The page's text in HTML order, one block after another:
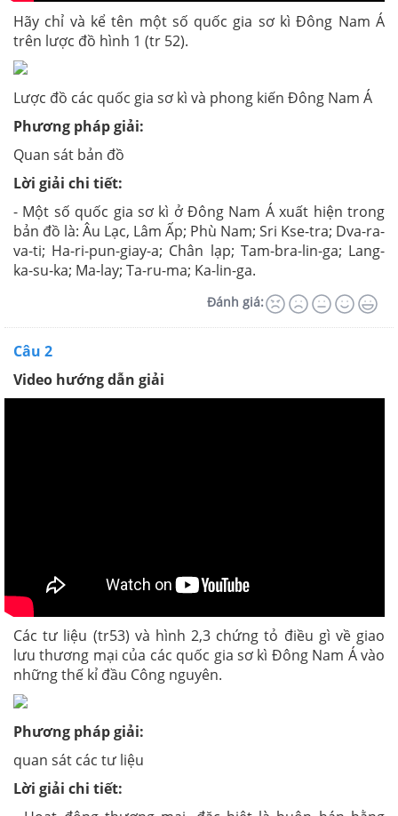
Hãy chỉ và kể tên một số quốc gia sơ kì Đông Nam Á
trên lược đồ hình 1 (tr 52).
Lược đồ các quốc gia sơ kì và phong kiến Đông Nam Á
Phương pháp giải:
Quan sát bản đồ
Lời giải chi tiết:
- Một số quốc gia sơ kì ở Đông Nam Á xuất hiện trong
bản đồ là: Âu Lạc, Lâm Ấp; Phù Nam; Sri Kse-tra; Dva-ra-
va-ti; Ha-ri-pun-giay-a; Chân lạp; Tam-bra-lin-ga; Lang-
ka-su-ka; Ma-lay; Ta-ru-ma; Ka-lin-ga.
Đánh giá:
Câu 2
Video hướng dẫn giải
Các tư liệu (tr53) và hình 2,3 chứng tỏ điều gì về giao
lưu thương mại của các quốc gia sơ kì Đông Nam Á vào
những thế kỉ đầu Công nguyên.
Phương pháp giải:
quan sát các tư liệu
Lời giải chi tiết: